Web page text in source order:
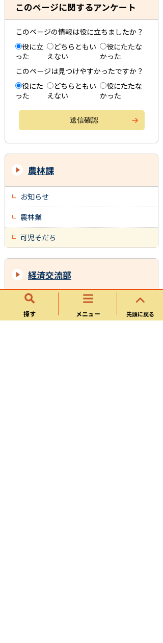
探す メニュー
このページに関するアンケート
このページの情報は役に立ちましたか？
役に立
った
どちらともい
えない
役にたたな
かった
このページは見つけやすかったですか？
役にた
った
どちらともい
えない
役にたたな
かった
先頭に戻る
農林課
お知らせ
農林業
可児そだち
経済交流部
商工振興課
農林課